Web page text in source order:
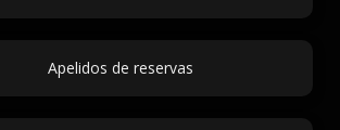
Apelidos de reservas